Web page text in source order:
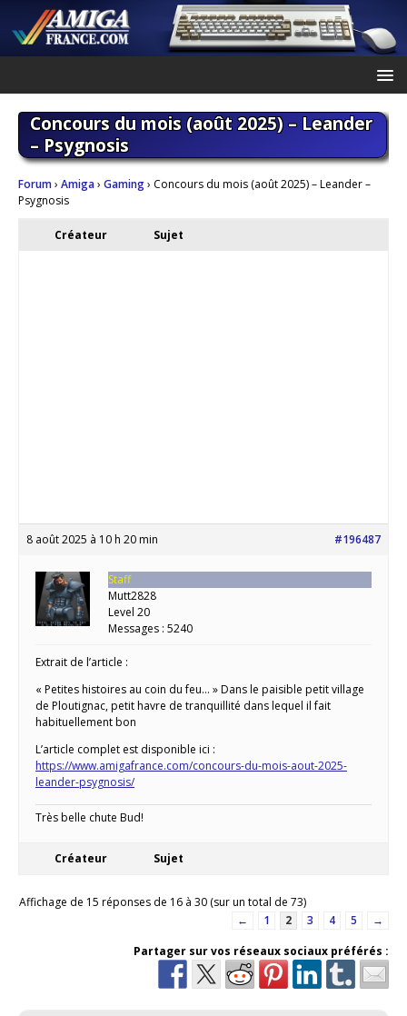
Concours du mois (août 2025) – Leander
– Psygnosis
Forum› Amiga› Gaming› Concours du mois (août 2025) – Leander –
Psygnosis
Créateur Sujet
8 août 2025 à 10 h 20 min #196487
Staff
Mutt2828
Level 20
Messages : 5240
Extrait de l’article :
« Petites histoires au coin du feu… » Dans le paisible petit village
de Ploutignac, petit havre de tranquillité dans lequel il fait
habituellement bon
L’article complet est disponible ici :
https://www.amigafrance.com/concours-du-mois-aout-2025-
leander-psygnosis/
Très belle chute Bud!
Créateur Sujet
Affichage de 15 réponses de 16 à 30 (sur un total de 73)
←
1 2 3 4 5
→
Partager sur vos réseaux sociaux préférés :